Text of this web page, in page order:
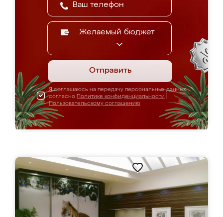
Желаемый бюджет
Отправить
Я соглашаюсь на передачу персональных данных
согласно Политике конфиденциальности
Пользовательскому соглашению